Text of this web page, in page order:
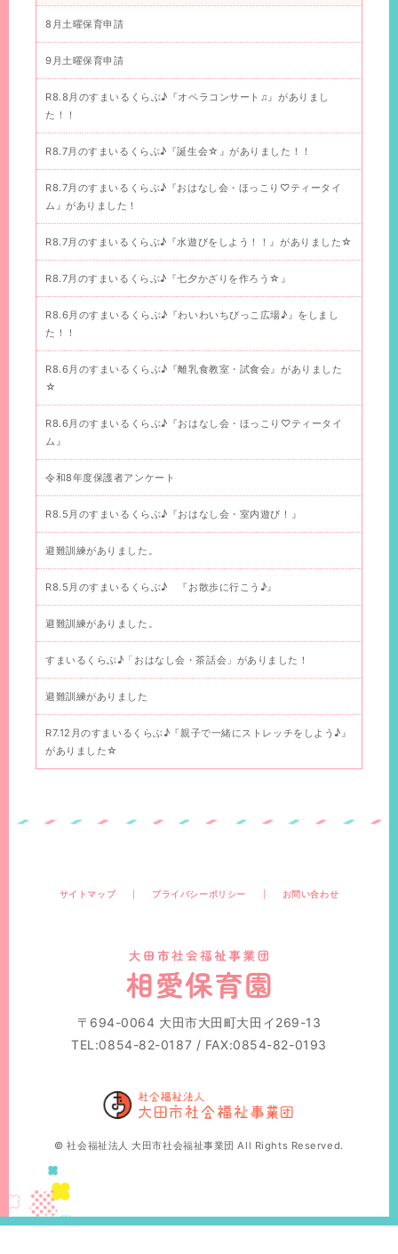
8月土曜保育申請
9月土曜保育申請
R8.8月のすまいるくらぶ♪『オペラコンサート♫』がありまし
た！！
R8.7月のすまいるくらぶ♪『誕生会☆』がありました！！
R8.7月のすまいるくらぶ♪『おはなし会・ほっこり♡ティータイ
ム』がありました！
R8.7月のすまいるくらぶ♪『水遊びをしよう！！』がありました☆
R8.7月のすまいるくらぶ♪『七夕かざりを作ろう☆』
R8.6月のすまいるくらぶ♪『わいわいちびっこ広場♪』をしまし
た！！
R8.6月のすまいるくらぶ♪『離乳食教室・試食会』がありました
☆
R8.6月のすまいるくらぶ♪『おはなし会・ほっこり♡ティータイ
ム』
令和8年度保護者アンケート
R8.5月のすまいるくらぶ♪『おはなし会・室内遊び！』
避難訓練がありました。
R8.5月のすまいるくらぶ♪ 『お散歩に行こう♪』
避難訓練がありました。
すまいるくらぶ♪「おはなし会・茶話会」がありました！
避難訓練がありました
R7.12月のすまいるくらぶ♪『親子で一緒にストレッチをしよう♪』
がありました☆
サイトマップ プライバシーポリシー お問い合わせ
〒694-0064 大田市大田町大田イ269-13
TEL:0854-82-0187 / FAX:0854-82-0193
© 社会福祉法人 大田市社会福祉事業団 All Rights Reserved.